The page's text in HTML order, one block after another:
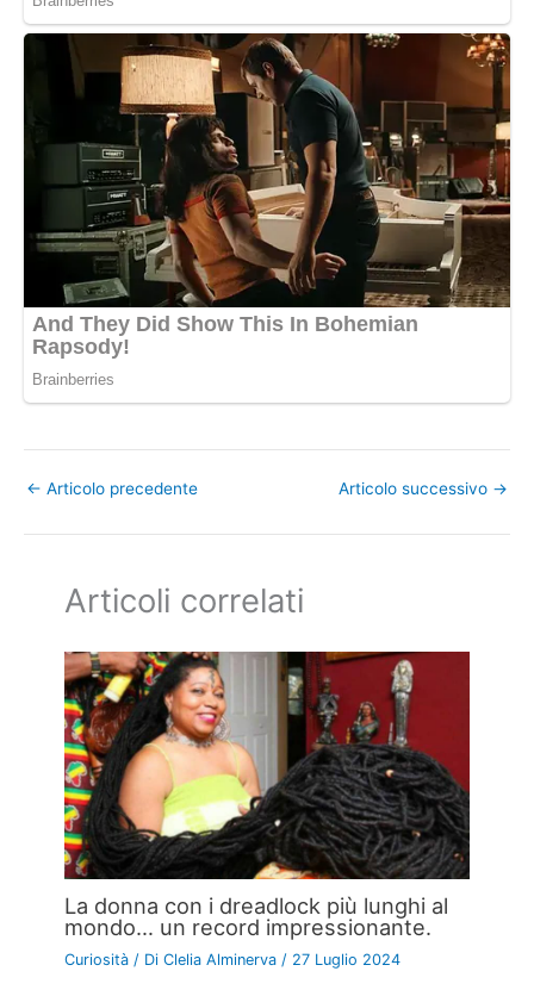
← Articolo precedente Articolo successivo →
Articoli correlati
La donna con i dreadlock più lunghi al
mondo… un record impressionante.
Curiosità / DiClelia Alminerva/ 27 Luglio 2024